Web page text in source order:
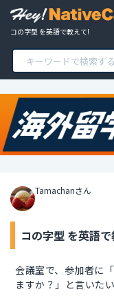
コの字型 を英語で教えて!
Tamachanさん
コの字型 を英語
会議室で、参加者に
ますか？」と言いたい